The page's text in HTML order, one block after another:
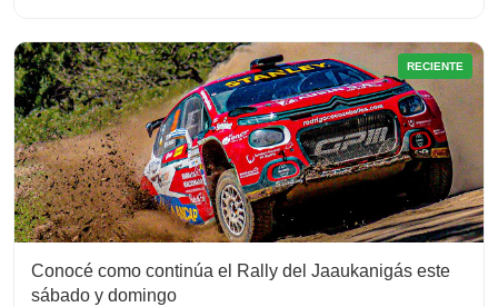
RECIENTE
Conocé como continúa el Rally del Jaaukanigás este
sábado y domingo